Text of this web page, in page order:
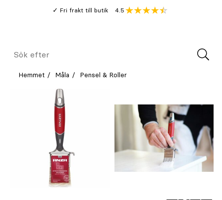
Fri frakt till butik
Genomsnitt
4.5
Meny
Sök
Hemmet Måla Pensel & Roller